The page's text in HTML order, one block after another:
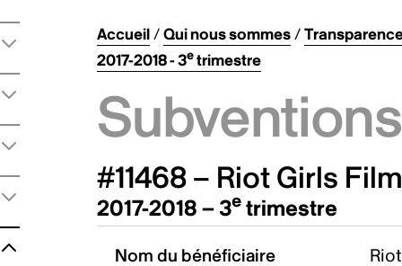
Accueil/Qui nous sommes/
2017-2018 - 3etrimestre
#11468 – Riot Girls
2017-2018 – 3e trimestre
Nom du bénéficiaire